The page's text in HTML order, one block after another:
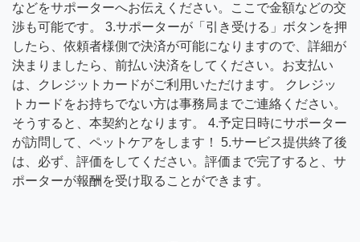
などをサポーターへお伝えください。ここで金額などの交
渉も可能です。 3.サポーターが「引き受ける」ボタンを押
したら、依頼者様側で決済が可能になりますので、詳細が
決まりましたら、前払い決済をしてください。お支払い
は、クレジットカードがご利用いただけます。 クレジッ
トカードをお持ちでない方は事務局までご連絡ください。
そうすると、本契約となります。 4.予定日時にサポーター
が訪問して、ペットケアをします！ 5.サービス提供終了後
は、必ず、評価をしてください。評価まで完了すると、サ
ポーターが報酬を受け取ることができます。